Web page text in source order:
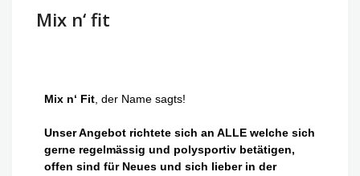
Mix n‘ fit
Mix n‘ Fit, der Name sagts!
Unser Angebot richtete sich an ALLE welche sich
gerne regelmässig und polysportiv betätigen,
offen sind für Neues und sich lieber in der